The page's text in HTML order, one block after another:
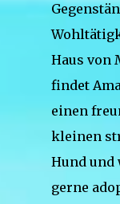
Haus von
findet
einen
kleinen
Hund und
gerne